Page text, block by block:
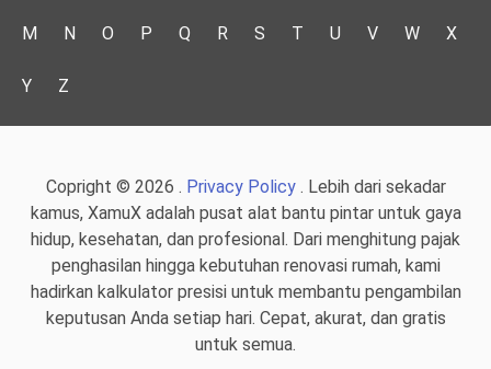
M N O P Q R S T U V W X
Y Z
Copright © 2026 . Privacy Policy. Lebih dari sekadar
kamus, XamuX adalah pusat alat bantu pintar untuk gaya
hidup, kesehatan, dan profesional. Dari menghitung pajak
penghasilan hingga kebutuhan renovasi rumah, kami
hadirkan kalkulator presisi untuk membantu pengambilan
keputusan Anda setiap hari. Cepat, akurat, dan gratis
untuk semua.